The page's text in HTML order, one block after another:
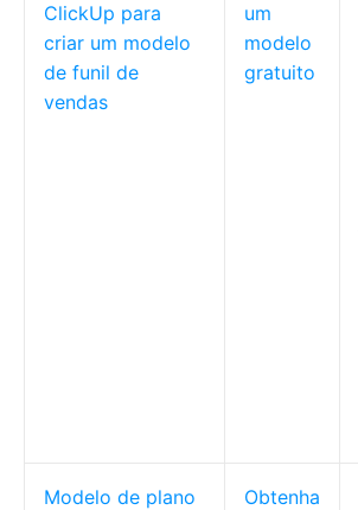
ClickUp para
criar um modelo
de funil de
vendas
um
modelo
gratuito
Modelo de plano
Obtenha